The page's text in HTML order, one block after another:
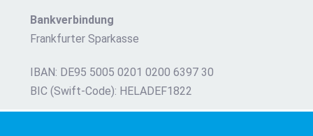
Bankverbindung
Frankfurter Sparkasse
IBAN: DE95 5005 0201 0200 6397 30
BIC (Swift-Code): HELADEF1822